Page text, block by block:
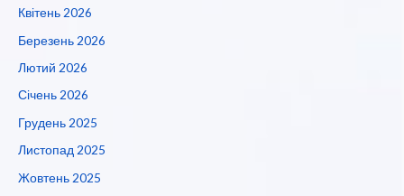
Квітень 2026
Березень 2026
Лютий 2026
Січень 2026
Грудень 2025
Листопад 2025
Жовтень 2025